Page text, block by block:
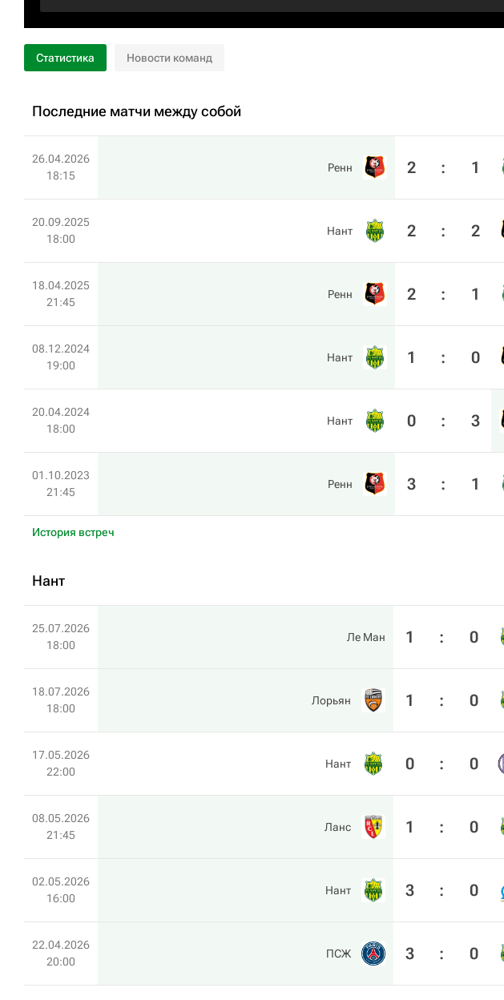
Статистика Новости команд
Последние матчи между собой
26.04.2026
18:15
Ренн 2 : 1
20.09.2025
18:00
Нант 2 : 2
18.04.2025
21:45
Ренн 2 : 1
08.12.2024
19:00
Нант 1 : 0
20.04.2024
18:00
Нант 0 : 3
01.10.2023
21:45
Ренн 3 : 1
История встреч
Нант
25.07.2026
18:00
Ле Ман 1 : 0
18.07.2026
18:00
Лорьян 1 : 0
17.05.2026
22:00
Нант 0 : 0
08.05.2026
21:45
Ланс 1 : 0
02.05.2026
16:00
Нант 3 : 0
22.04.2026
20:00
ПСЖ 3 : 0